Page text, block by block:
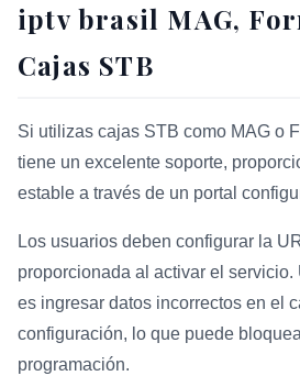
iptv brasil MAG,
Cajas STB
Si utilizas cajas STB como MAG o
tiene un excelente soporte,
estable a través de un portal
Los usuarios deben configurar la
proporcionada al activar el servicio.
es ingresar datos incorrectos en el
configuración, lo que puede
programación.